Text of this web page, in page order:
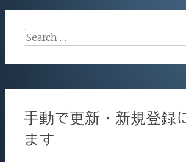
Search
手動で更新・新規登録
ます